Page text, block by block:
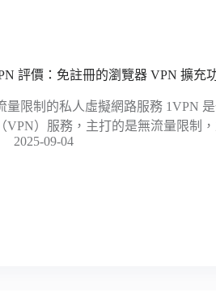
評價：免註冊的瀏覽器 VPN 擴充
量限制的私人虛擬網路服務 1VPN
VPN）服務，主打的是無流量限制
2025-09-04